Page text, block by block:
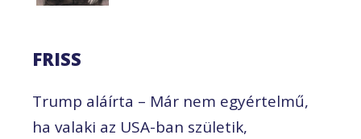
FRISS
Trump aláírta – Már nem egyértelmű,
ha valaki az USA-ban születik,